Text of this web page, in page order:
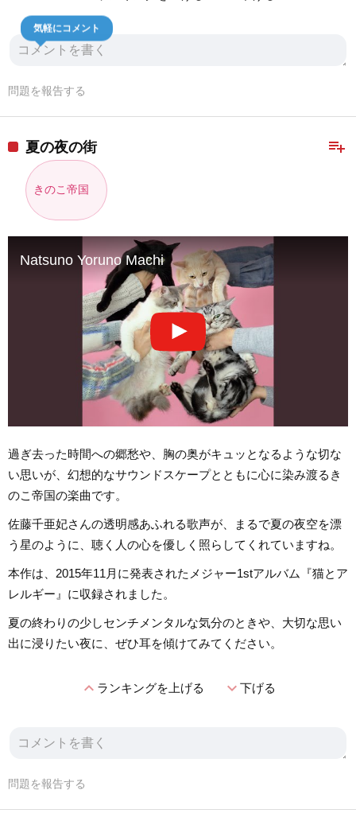
気軽にコメント
問題を報告する
playlist_add
夏の夜の街
きのこ帝国
Natsuno Yoruno Machi
過ぎ去った時間への郷愁や、胸の奥がキュッとなるような切な
い思いが、幻想的なサウンドスケープとともに心に染み渡るき
のこ帝国の楽曲です。
佐藤千亜妃さんの透明感あふれる歌声が、まるで夏の夜空を漂
う星のように、聴く人の心を優しく照らしてくれていますね。
本作は、2015年11月に発表されたメジャー1stアルバム『猫とア
レルギー』に収録されました。
夏の終わりの少しセンチメンタルな気分のときや、大切な思い
出に浸りたい夜に、ぜひ耳を傾けてみてください。
expand_lessランキングを上げる expand_more下げる
問題を報告する